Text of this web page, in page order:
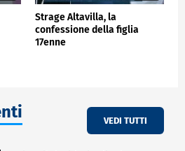
Strage Altavilla, la
confessione della figlia
17enne
VEDI TUTTI